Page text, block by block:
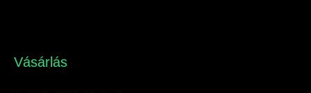
Vásárlás​